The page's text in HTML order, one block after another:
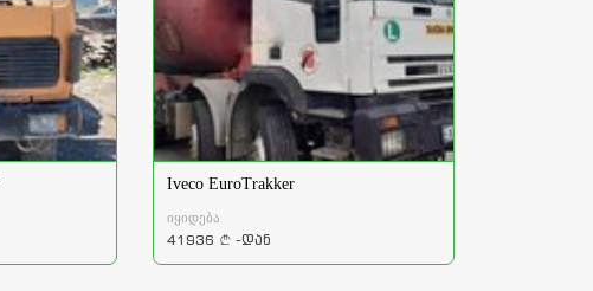
Iveco EuroTrakker
იყიდება
41936 a -დან